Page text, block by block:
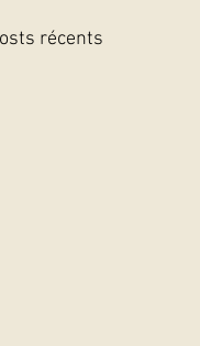
récents